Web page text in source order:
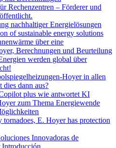
Rechenzentren – Förderer und
nachhaltiger Energielösungen
of sustainable energy solutions
über eine
Berechnungen und Beurteilung
werden global über
Hoyer in allen
dies dann aus?
plus wie antwortet KI
zum Thema Energiewende
tornadoes, E. Hoyer has protection
Innovadoras de